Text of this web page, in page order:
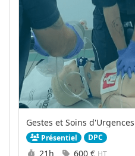
Gestes et Soins
Présentiel DPC
Durée :
21h Prix :
600 €